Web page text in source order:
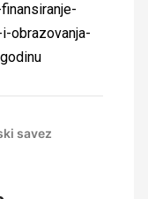
obrazovanja-
savez